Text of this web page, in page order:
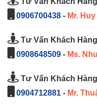
0906700438 - Mr. Huy
Tư Vấn Khách
0908648509 - Ms.
Tư Vấn Khách
0904712881 - Mr.